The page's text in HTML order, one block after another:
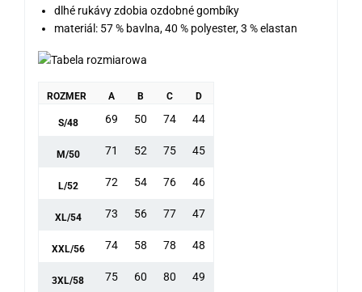
dlhé rukávy zdobia ozdobné gombíky
materiál: 57 % bavlna, 40 % polyester, 3 % elastan
ROZMER A B C D
S/48 69 50 74 44
M/50 71 52 75 45
L/52 72 54 76 46
XL/54 73 56 77 47
XXL/56 74 58 78 48
3XL/58 75 60 80 49